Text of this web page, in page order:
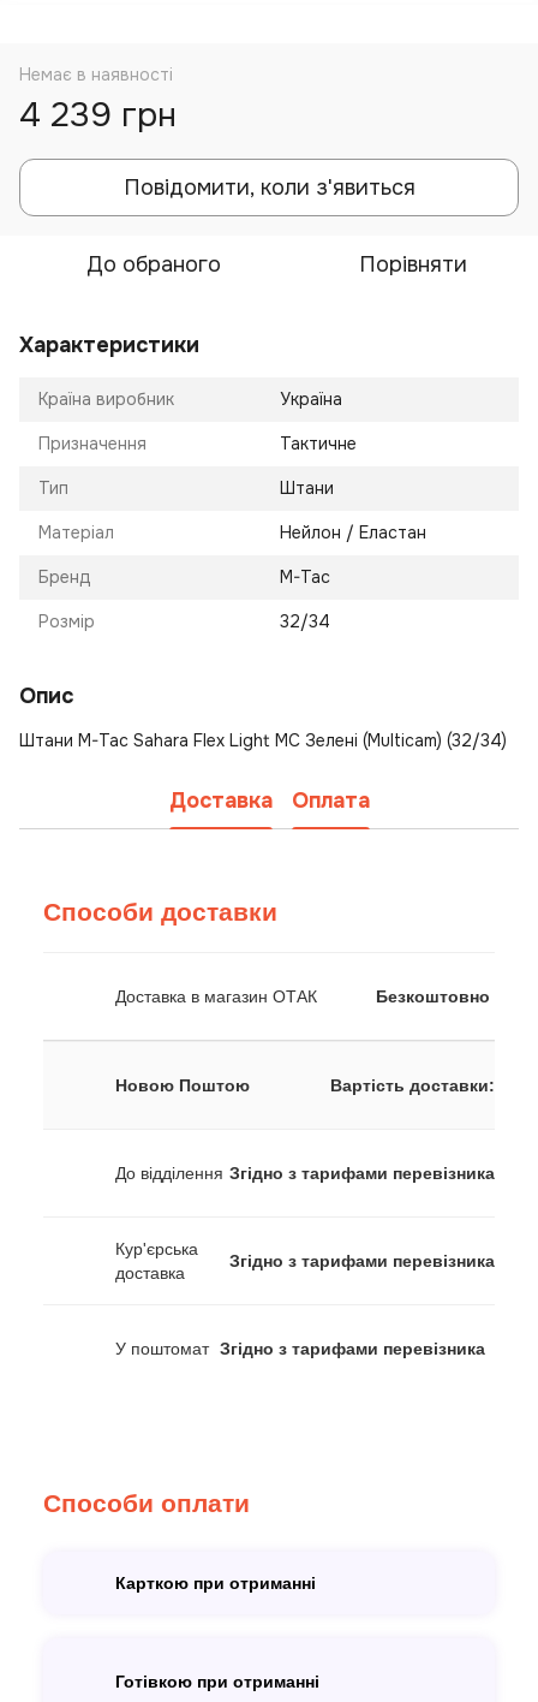
Немає в наявності
4 239 грн
Повідомити, коли з'явиться
До обраного Порівняти
Характеристики
Країна виробник Україна
Призначення Тактичне
Тип Штани
Матеріал Нейлон / Еластан
Бренд M-Tac
Розмір 32/34
Опис
Штани M-Tac Sahara Flex Light MC Зелені (Multicam) (32/34)
Доставка Оплата
Способи доставки
Доставка в магазин ОТАК Безкоштовно
Новою Поштою Вартість доставки:
До відділення Згідно з тарифами перевізника
Кур'єрська
доставка
Згідно з тарифами перевізника
У поштомат Згідно з тарифами перевізника
Способи оплати
Карткою при отриманні
Готівкою при отриманні